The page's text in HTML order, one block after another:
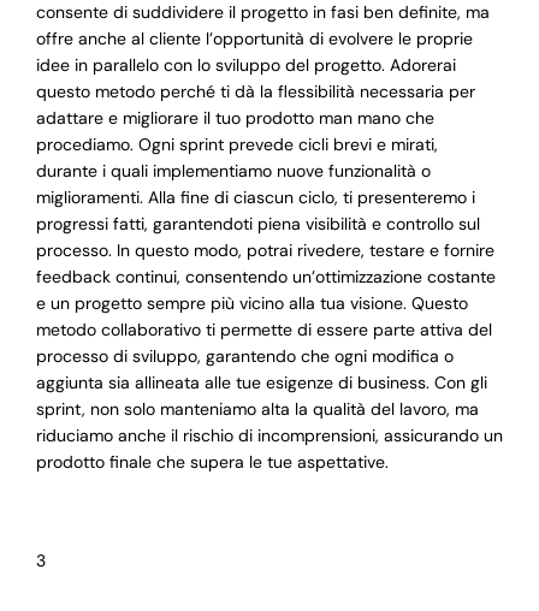
consente di suddividere il progetto in fasi ben definite, ma
offre anche al cliente l’opportunità di evolvere le proprie
idee in parallelo con lo sviluppo del progetto. Adorerai
questo metodo perché ti dà la flessibilità necessaria per
adattare e migliorare il tuo prodotto man mano che
procediamo. Ogni sprint prevede cicli brevi e mirati,
durante i quali implementiamo nuove funzionalità o
miglioramenti. Alla fine di ciascun ciclo, ti presenteremo i
progressi fatti, garantendoti piena visibilità e controllo sul
processo. In questo modo, potrai rivedere, testare e fornire
feedback continui, consentendo un’ottimizzazione costante
e un progetto sempre più vicino alla tua visione. Questo
metodo collaborativo ti permette di essere parte attiva del
processo di sviluppo, garantendo che ogni modifica o
aggiunta sia allineata alle tue esigenze di business. Con gli
sprint, non solo manteniamo alta la qualità del lavoro, ma
riduciamo anche il rischio di incomprensioni, assicurando un
prodotto finale che supera le tue aspettative.
3